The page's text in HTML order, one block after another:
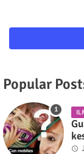
Popular